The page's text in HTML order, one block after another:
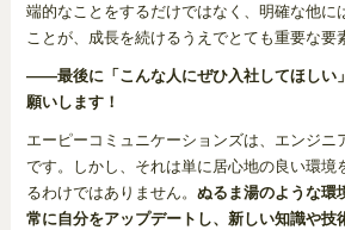
端的なことをするだけではなく、明確な他に
ことが、成長を続けるうえでとても重要な要
——最後に「こんな人にぜひ入社してほしい
願いします！
エーピーコミュニケーションズは、エンジニ
です。しかし、それは単に居心地の良い環境
るわけではありません。 ぬるま湯のような環
常に自分をアップデートし、新しい知識や技